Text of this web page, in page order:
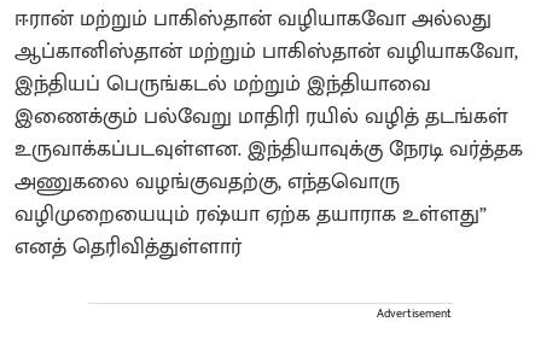
ஈரான் மற்றும் பாகிஸ்தான் வழியாகவோ அல்லது
ஆப்கானிஸ்தான் மற்றும் பாகிஸ்தான் வழியாகவோ,
இந்தியப் பெருங்கடல் மற்றும் இந்தியாவை
இணைக்கும் பல்வேறு மாதிரி ரயில் வழித் தடங்கள்
உருவாக்கப்படவுள்ளன. இந்தியாவுக்கு நேரடி வர்த்தக
அணுகலை வழங்குவதற்கு, எந்தவொரு
வழிமுறையையும் ரஷ்யா ஏற்க தயாராக உள்ளது”
எனத் தெரிவித்துள்ளார்
Advertisement